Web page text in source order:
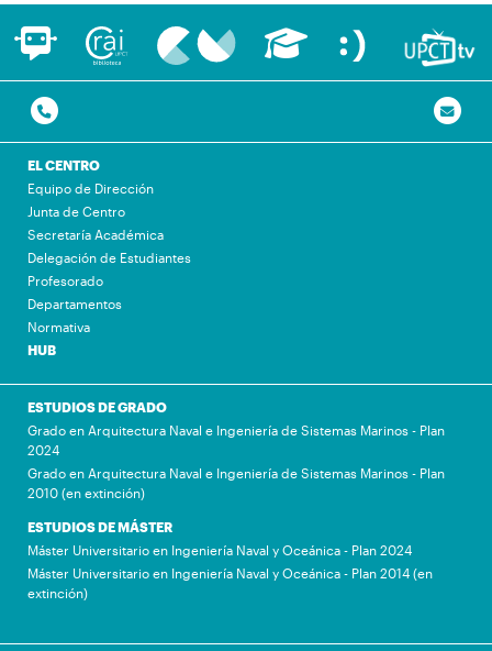
EL CENTRO
Equipo de Dirección
Junta de Centro
Secretaría Académica
Delegación de Estudiantes
Profesorado
Departamentos
Normativa
HUB
ESTUDIOS DE GRADO
Grado en Arquitectura Naval e Ingeniería de Sistemas Marinos - Plan
2024
Grado en Arquitectura Naval e Ingeniería de Sistemas Marinos - Plan
2010 (en extinción)
ESTUDIOS DE MÁSTER
Máster Universitario en Ingeniería Naval y Oceánica - Plan 2024
Máster Universitario en Ingeniería Naval y Oceánica - Plan 2014 (en
extinción)